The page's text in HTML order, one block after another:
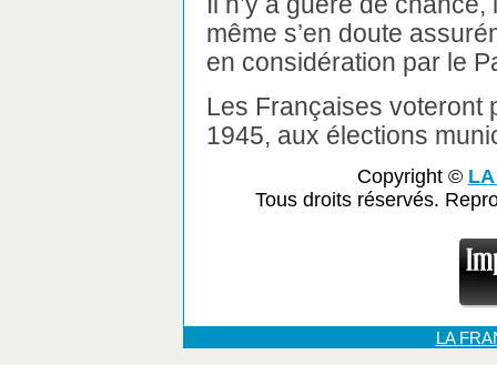
même s’en doute
en considération par le
Les Françaises voteront
1945, aux élections
Copyright ©
Tous droits réservés.
LA